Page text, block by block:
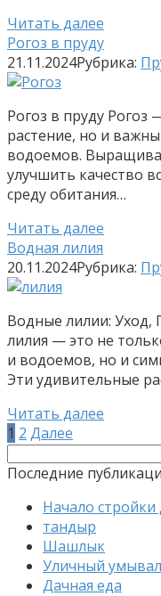
Читать далее
Рогоз в пруду
21.11.2024Рубрика:
Рогоз в пруду Рогоз
растение, но и
водоемов.
улучшить качество
среду обитания…
Читать далее
Водная лилия
20.11.2024Рубрика:
Водные лилии: Уход,
лилия — это не
и водоемов, но и
Эти удивительные
Читать далее
Пагинация
записей
1 2 Далее
Поиск:
Последние
Начало стройки
тандыр
Шашлык
Уличный
Дачная еда